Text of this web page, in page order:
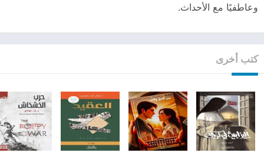
وعاطفيًا مع الأحداث.
كتب أخرى